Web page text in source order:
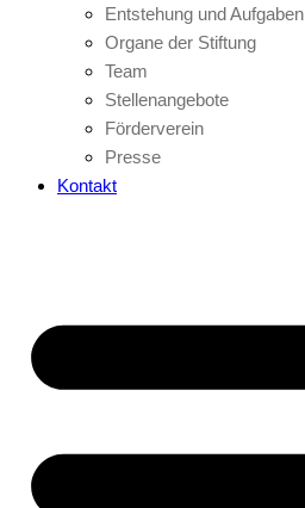
Entstehung und Aufgaben
Organe der Stiftung
Team
Stellenangebote
Förderverein
Presse
Kontakt